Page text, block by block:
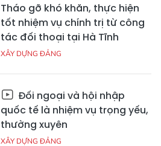
Tháo gỡ khó khăn, thực hiện
tốt nhiệm vụ chính trị từ công
tác đối thoại tại Hà Tĩnh
XÂY DỰNG ĐẢNG
Đối ngoại và hội nhập
quốc tế là nhiệm vụ trọng yếu,
thường xuyên
XÂY DỰNG ĐẢNG